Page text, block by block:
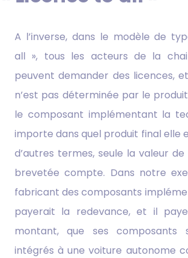
A l’inverse, dans le modèle de
all », tous les acteurs de la
peuvent demander des licences,
n’est pas déterminée par le
le composant implémentant la
importe dans quel produit final elle
d’autres termes, seule la valeur
brevetée compte. Dans notre
fabricant des composants
payerait la redevance, et il
montant, que ses composants
intégrés à une voiture autonome